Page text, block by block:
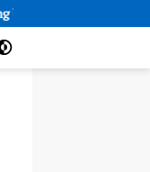
Depok Beri